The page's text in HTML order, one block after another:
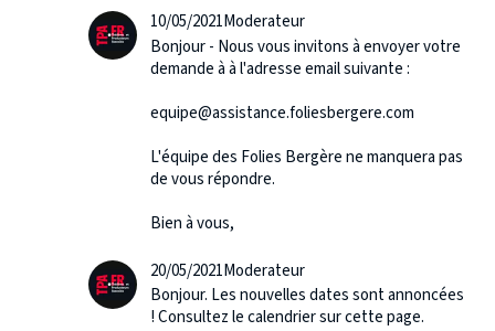
10/05/2021Moderateur
Bonjour - Nous vous invitons à envoyer votre
demande à à l'adresse email suivante :
equipe@assistance.foliesbergere.com
L'équipe des Folies Bergère ne manquera pas
de vous répondre.
Bien à vous,
20/05/2021Moderateur
Bonjour. Les nouvelles dates sont annoncées
! Consultez le calendrier sur cette page.